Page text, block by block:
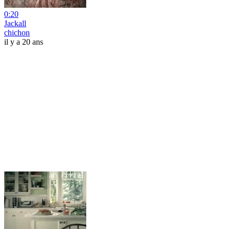
0:20
Jackall
chichon
il y a 20 ans